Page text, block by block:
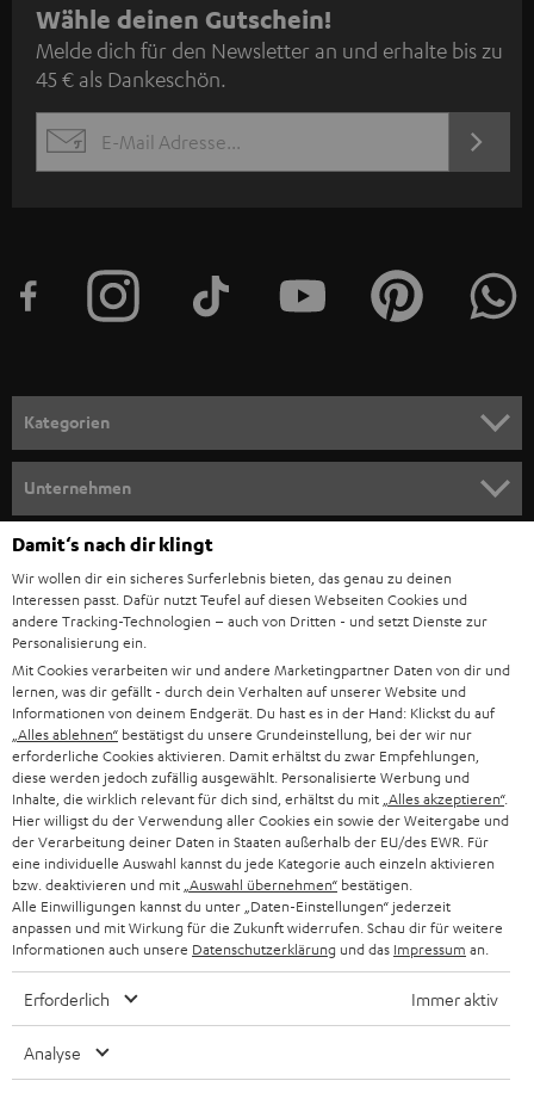
N
e
w
s
l
e
n
m
e
l
d
u
n
g
Wähle deinen Gutschein!
Melde dich für den Newsletter an und erhalte bis zu
45 € als Dankeschön.
EMAIL
JETZT
Kategorien
SOUNDBAR
HIFI-LAUTSPRECHER
SMART HOME
BLUETOOTH-LAUTSPRECHER
KOPFHÖRER
BLUETOOTH-KOPFHÖRER
STEREOANLAGEN
LAUTSPRECHER
ULTIMA-SERIE
IN-EAR-KOPFHÖRER
Unternehmen
SUPPORT
KARRIERE
PRESSE & MARKETING
GESCHÄFTSKUNDEN
PARTNERPROGRAMM
BLOG
NEWSLETTER
STORES
DEINE VORTEILE BEI TEUFEL
UNSER MANAGEMENT
Teufel Onlineshops
DEUTSCHLAND
ÖSTERREICH
SCHWEIZ
NIEDERLANDE
BELGIEN
FRANKREICH
POLEN
SPANIEN
Damit‘s nach dir klingt
Wir wollen dir ein sicheres Surferlebnis bieten, das genau zu deinen
Interessen passt. Dafür nutzt Teufel auf diesen Webseiten Cookies und
andere Tracking-Technologien – auch von Dritten - und setzt Dienste zur
Personalisierung ein.
Mit Cookies verarbeiten wir und andere Marketingpartner Daten von dir und
lernen, was dir gefällt - durch dein Verhalten auf unserer Website und
Informationen von deinem Endgerät. Du hast es in der Hand: Klickst du auf
„Alles ablehnen“ bestätigst du unsere Grundeinstellung, bei der wir nur
erforderliche Cookies aktivieren. Damit erhältst du zwar Empfehlungen,
diese werden jedoch zufällig ausgewählt. Personalisierte Werbung und
Inhalte, die wirklich relevant für dich sind, erhältst du mit „Alles akzeptieren“.
Hier willigst du der Verwendung aller Cookies ein sowie der Weitergabe und
der Verarbeitung deiner Daten in Staaten außerhalb der EU/des EWR. Für
eine individuelle Auswahl kannst du jede Kategorie auch einzeln aktivieren
bzw. deaktivieren und mit „Auswahl übernehmen“ bestätigen.
Alle Einwilligungen kannst du unter „Daten-Einstellungen“ jederzeit
anpassen und mit Wirkung für die Zukunft widerrufen. Schau dir für weitere
Informationen auch unsere Datenschutzerklärung und das Impressum an.
Erforderlich Immer aktiv
Analyse